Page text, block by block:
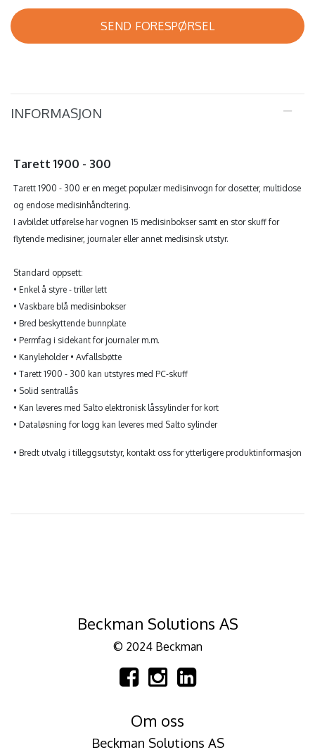
SEND FORESPØRSEL
INFORMASJON
Tarett 1900 - 300
Tarett 1900 - 300 er en meget populær medisinvogn for dosetter, multidose
og endose medisinhåndtering.
I avbildet utførelse har vognen 15 medisinbokser samt en stor skuff for
flytende medisiner, journaler eller annet medisinsk utstyr.
Standard oppsett:
• Enkel å styre - triller lett
• Vaskbare blå medisinbokser
• Bred beskyttende bunnplate
• Permfag i sidekant for journaler m.m.
• Kanyleholder • Avfallsbøtte
• Tarett 1900 - 300 kan utstyres med PC-skuff
• Solid sentrallås
• Kan leveres med Salto elektronisk låssylinder for kort
• Dataløsning for logg kan leveres med Salto sylinder
• Bredt utvalg i tilleggsutstyr, kontakt oss for ytterligere produktinformasjon
Beckman Solutions AS
© 2024 Beckman
Om oss
Beckman Solutions AS